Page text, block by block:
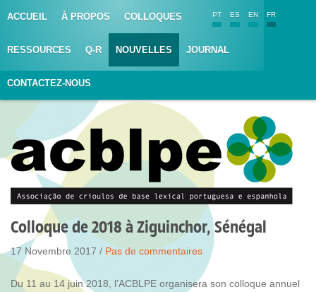
ACCUEIL À PROPOS COLLOQUES
RESSOURCES Q-R NOUVELLES JOURNAL
CONTACTEZ-NOUS
PT ES EN FR
Colloque de 2018 à Ziguinchor, Sénégal
17 Novembre 2017 / Pas de commentaires
Du 11 au 14 juin 2018, l’ACBLPE organisera son colloque annuel